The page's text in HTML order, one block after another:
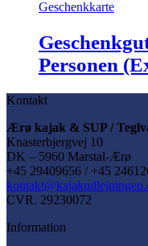
Geschenkkarte
Personen
Kontakt
Ærø kajak & SUP /
Knasterbjergvej 10
DK – 5960 Marstal-Ærø
+45 29409656 / +45
CVR. 29230072
Information